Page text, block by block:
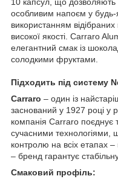
особливим напоєм у будь-
використанням
високої якості. Carraro
елегантний смак із
солодкими фруктами.
Підходить під систему
Carraro – один із
заснований у 1927 році у
компанія Carraro поєднує
сучасними технологіями,
контролю на всіх етапах
– бренд гарантує
Смаковий профіль: